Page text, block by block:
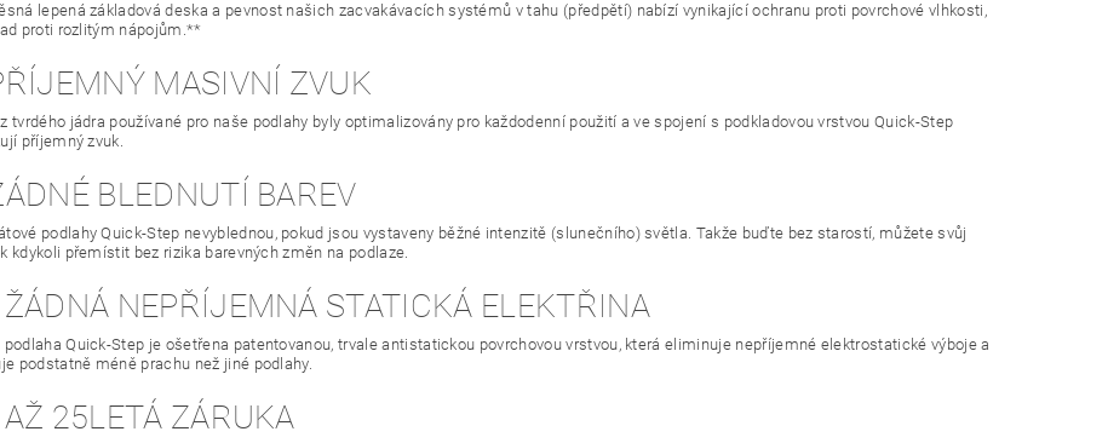
lepená základová deska a pevnost našich zacvakávacích systémů v tahu (předpětí) nabízí vynikající ochranu proti povrchové vlhkosti,
proti rozlitým nápojům.**
MASIVNÍ ZVUK
tvrdého jádra používané pro naše podlahy byly optimalizovány pro každodenní použití a ve spojení s podkladovou vrstvou Quick-Step
příjemný zvuk.
BLEDNUTÍ BAREV
podlahy Quick-Step nevyblednou, pokud jsou vystaveny běžné intenzitě (slunečního) světla. Takže buďte bez starostí, můžete svůj
kdykoli přemístit bez rizika barevných změn na podlaze.
NEPŘÍJEMNÁ STATICKÁ ELEKTŘINA
podlaha Quick-Step je ošetřena patentovanou, trvale antistatickou povrchovou vrstvou, která eliminuje nepříjemné elektrostatické výboje a
podstatně méně prachu než jiné podlahy.
25LETÁ ZÁRUKA